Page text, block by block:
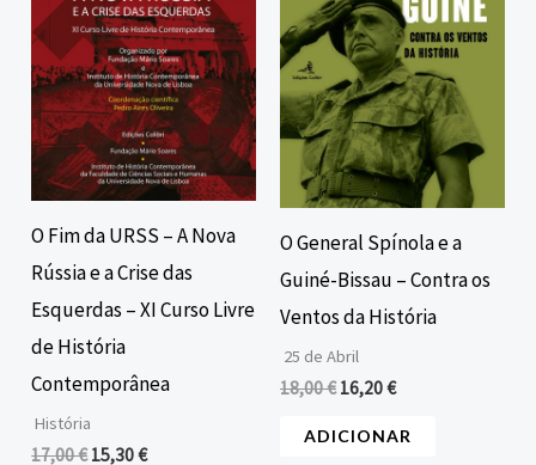
O Fim da URSS – A Nova
Rússia e a Crise das
Esquerdas – XI Curso Livre
de História
Contemporânea
História
17,00€ 15,30€
O General Spínola e a
Guiné-Bissau – Contra os
Ventos da História
25 de Abril
18,00€ 16,20€
ADICIONAR